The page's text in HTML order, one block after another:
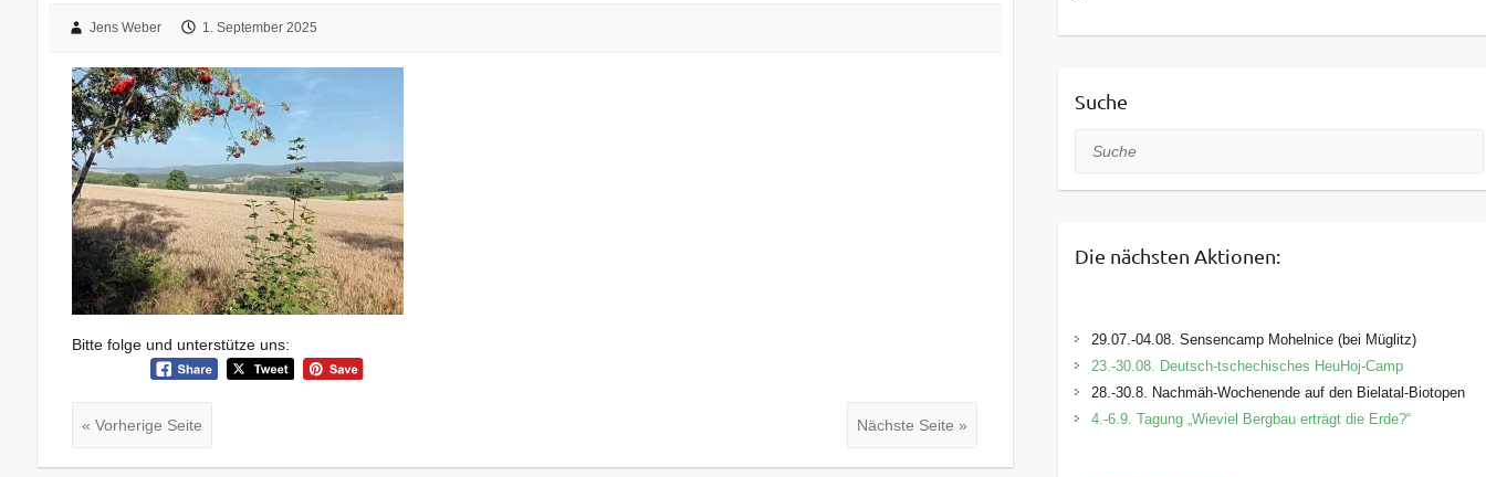
Jens Weber 1. September 2025
Bitte folge und unterstütze uns:
« Vorherige Seite Nächste Seite »
Suche
Suche
Die nächsten Aktionen:
29.07.-04.08. Sensencamp Mohelnice (bei Müglitz)
23.-30.08. Deutsch-tschechisches HeuHoj-Camp
28.-30.8. Nachmäh-Wochenende auf den Bielatal-Biotopen
4.-6.9. Tagung „Wieviel Bergbau erträgt die Erde?“